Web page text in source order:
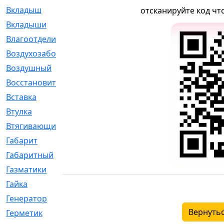
Вкладыш
Вкладыши
Влагоотделитель
Воздухозаборник
Воздушный
Восстановительный
Вставка
Втулка
Втягивающий
Габарит
Габаритный
Газматики
Гайка
Генератор
Герметик
отсканируйте код